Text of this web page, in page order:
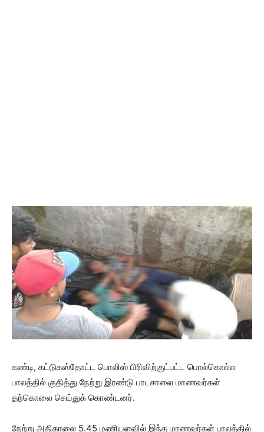
கண்டி, கட்டுகஸ்தோட்ட பொலிஸ் பிரிவிற்குட்பட்ட பொல்கொல்ல
பாலத்தில் குதித்து நேற்று இரண்டு பாடசாலை மாணவர்கள்
தற்கொலை செய்துக் கொண்டனர்.
நேற்று அதிகாலை 5.45 மணியளவில் இந்த மாணவர்கள் பாலத்தில்